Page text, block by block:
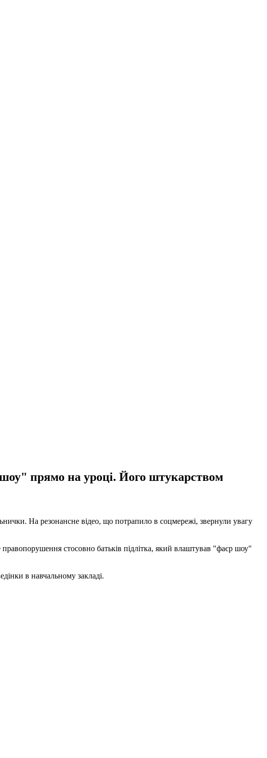
прямо на уроці. Його штукарством
На резонансне відео, що потрапило в соцмережі, звернули увагу
стосовно батьків підлітка, який влаштував "фаєр шоу"
в навчальному закладі.